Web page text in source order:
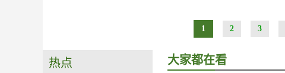
1 2 3
热点 大家都在看